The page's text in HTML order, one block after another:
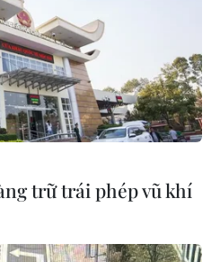
thêm
NAM
trữ trái phép vũ khí